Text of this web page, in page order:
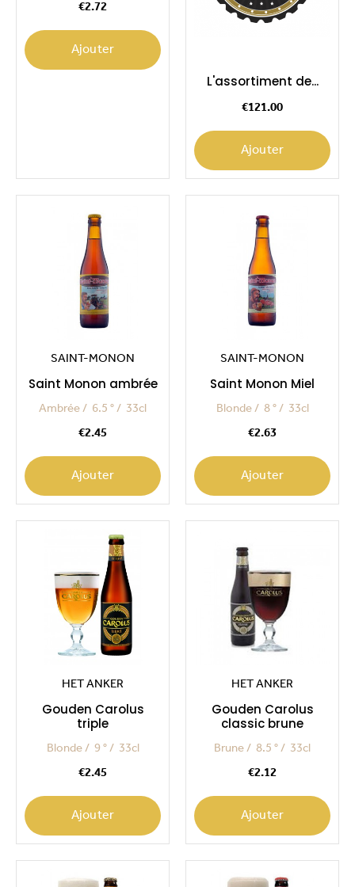
€2.72
Ajouter
L'assortiment de...
€121.00
Ajouter
SAINT-MONON
Saint Monon ambrée
Ambrée 6.5 ° 33cl
€2.45
Ajouter
SAINT-MONON
Saint Monon Miel
Blonde 8 ° 33cl
€2.63
Ajouter
HET ANKER
Gouden Carolus
triple
Blonde 9 ° 33cl
€2.45
Ajouter
HET ANKER
Gouden Carolus
classic brune
Brune 8.5 ° 33cl
€2.12
Ajouter